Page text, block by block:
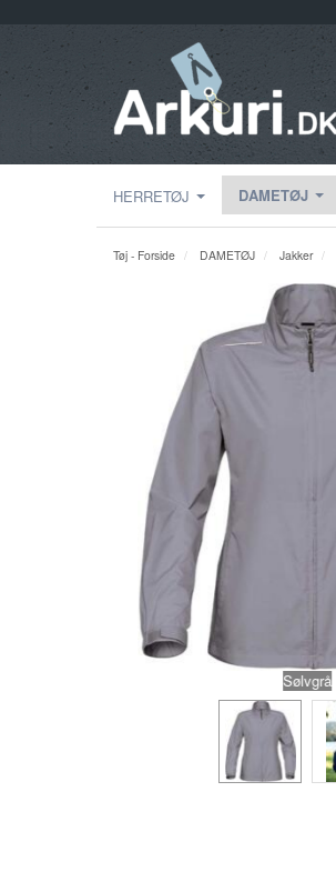
HERRETØJ DAMETØJ
Tøj - Forside DAMETØJ Jakker
Sølvgrå